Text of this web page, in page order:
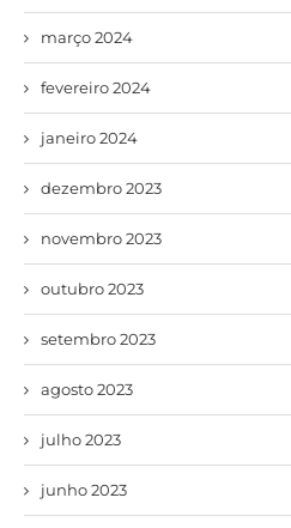
março 2024
fevereiro 2024
janeiro 2024
dezembro 2023
novembro 2023
outubro 2023
setembro 2023
agosto 2023
julho 2023
junho 2023